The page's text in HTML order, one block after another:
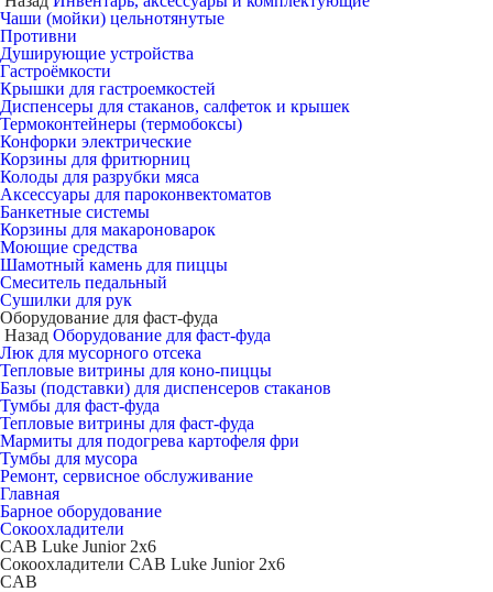
Чаши (мойки) цельнотянутые
Противни
Душирующие устройства
Гастроёмкости
Крышки для гастроемкостей
Диспенсеры для стаканов, салфеток и крышек
Термоконтейнеры (термобоксы)
Конфорки электрические
Корзины для фритюрниц
Колоды для разрубки мяса
Аксессуары для пароконвектоматов
Банкетные системы
Корзины для макароноварок
Моющие средства
Шамотный камень для пиццы
Смеситель педальный
Сушилки для рук
Оборудование для фаст-фуда
Назад Оборудование для фаст-фуда
Люк для мусорного отсека
Тепловые витрины для коно-пиццы
Базы (подставки) для диспенсеров стаканов
Тумбы для фаст-фуда
Тепловые витрины для фаст-фуда
Мармиты для подогрева картофеля фри
Тумбы для мусора
Ремонт, сервисное обслуживание
Главная
Барное оборудование
Сокоохладители
CAB Luke Junior 2x6
Сокоохладители CAB Luke Junior 2x6
CAB